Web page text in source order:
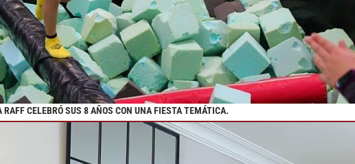
CELEBRÓ SUS 8 AÑOS CON UNA FIESTA TEMÁTICA.